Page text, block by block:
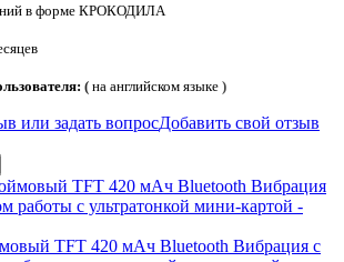
в форме КРОКОДИЛА
( на английском языке )
или задать вопросДобавить свой отзыв
TFT 420 мАч Bluetooth Вибрация с